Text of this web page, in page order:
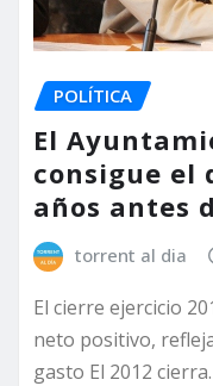
POLÍTICA
El
consigue el
años antes
torrent al dia
El cierre ejercicio
neto positivo,
gasto El 2012